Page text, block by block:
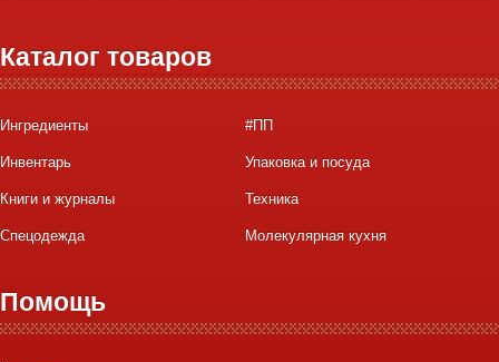
Каталог товаров
Ингредиенты #ПП
Инвентарь Упаковка и посуда
Книги и журналы Техника
Спецодежда Молекулярная кухня
Помощь